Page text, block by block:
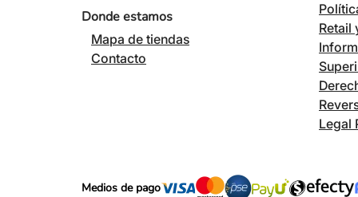
Donde estamos
Mapa de tiendas
Contacto
Retail
Legal
Medios de pago